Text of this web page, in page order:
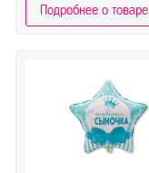
Подробнее о товаре